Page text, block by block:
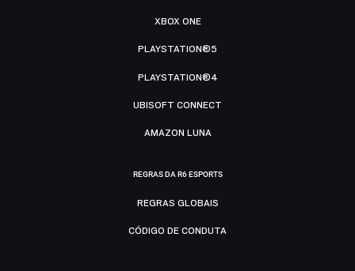
XBOX ONE
PLAYSTATION®5
PLAYSTATION®4
UBISOFT CONNECT
AMAZON LUNA
REGRAS DA R6 ESPORTS
REGRAS GLOBAIS
CÓDIGO DE CONDUTA